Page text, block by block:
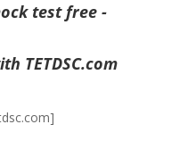
test free -
TETDSC.com